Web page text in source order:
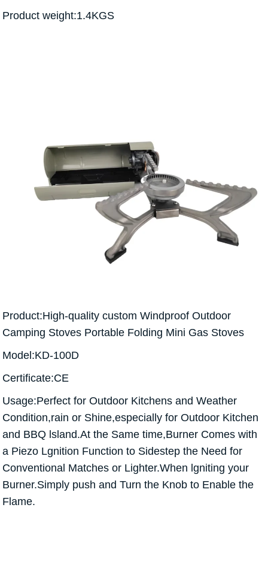
Product weight:1.4KGS
Product:High-quality custom Windproof Outdoor
Camping Stoves Portable Folding Mini Gas Stoves
Model:KD-100D
Certificate:CE
Usage:Perfect for Outdoor Kitchens and Weather
Condition,rain or Shine,especially for Outdoor Kitchen
and BBQ lsland.At the Same time,Burner Comes with
a Piezo Lgnition Function to Sidestep the Need for
Conventional Matches or Lighter.When lgniting your
Burner.Simply push and Turn the Knob to Enable the
Flame.